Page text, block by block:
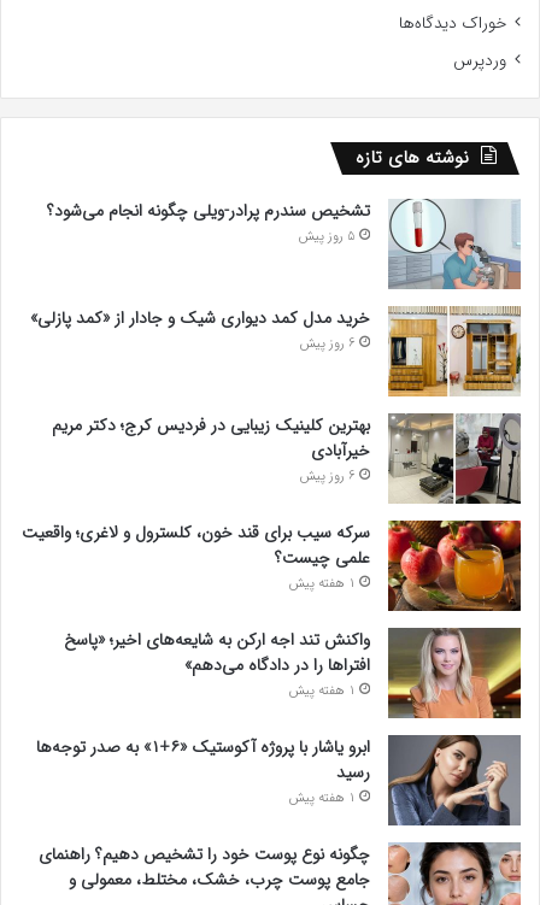
خوراک دیدگاه‌ها
وردپرس
نوشته های تازه
تشخیص سندرم پرادر-ویلی چگونه انجام می‌شود؟
5 روز پیش
خرید مدل کمد دیواری شیک و جادار از «کمد پازلی»
6 روز پیش
بهترین کلینیک زیبایی در فردیس کرج؛ دکتر مریم
خیرآبادی
6 روز پیش
سرکه سیب برای قند خون، کلسترول و لاغری؛ واقعیت
علمی چیست؟
1 هفته پیش
واکنش تند اجه ارکن به شایعه‌های اخیر؛ «پاسخ
افتراها را در دادگاه می‌دهم»
1 هفته پیش
ابرو یاشار با پروژه آکوستیک «۶+۱» به صدر توجه‌ها
رسید
1 هفته پیش
چگونه نوع پوست خود را تشخیص دهیم؟ راهنمای
جامع پوست چرب، خشک، مختلط، معمولی و